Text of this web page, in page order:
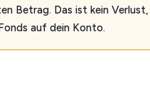
Betrag. Das ist kein
auf dein Konto.